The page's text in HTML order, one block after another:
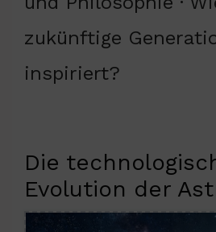
zukünftige
inspiriert?
Die
Evolution der